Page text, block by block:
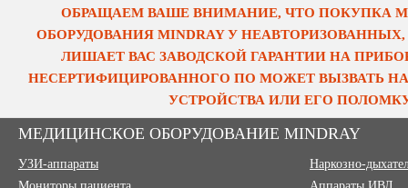
ОБРАЩАЕМ ВАШЕ ВНИМАНИЕ, ЧТО ПОКУПКА
ОБОРУДОВАНИЯ MINDRAY У
ЛИШАЕТ ВАС ЗАВОДСКОЙ ГАРАНТИИ НА
НЕСЕРТИФИЦИРОВАННОГО ПО МОЖЕТ ВЫЗВАТЬ
УСТРОЙСТВА ИЛИ ЕГО
МЕДИЦИНСКОЕ ОБОРУДОВАНИЕ MINDRAY
УЗИ-аппараты
Наркозно-